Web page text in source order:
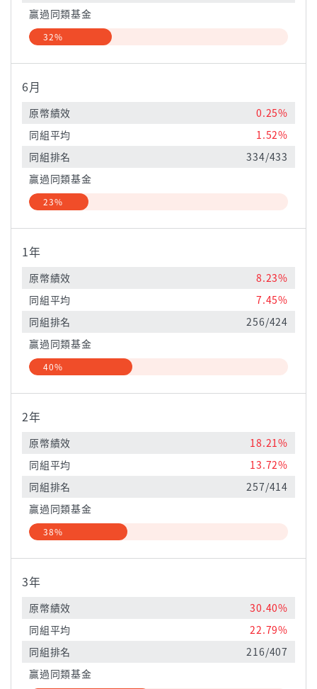
贏過同類基金
32%
6月
原幣績效
0.25%
同組平均
1.52%
同組排名
334/433
贏過同類基金
23%
1年
原幣績效
8.23%
同組平均
7.45%
同組排名
256/424
贏過同類基金
40%
2年
原幣績效
18.21%
同組平均
13.72%
同組排名
257/414
贏過同類基金
38%
3年
原幣績效
30.40%
同組平均
22.79%
同組排名
216/407
贏過同類基金